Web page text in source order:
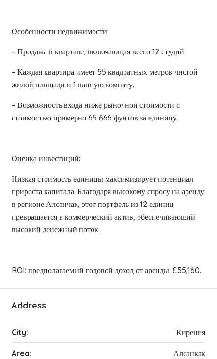
Особенности недвижимости:
– Продажа в квартале, включающая всего 12 студий.
– Каждая квартира имеет 55 квадратных метров чистой
жилой площади и 1 ванную комнату.
– Возможность входа ниже рыночной стоимости с
стоимостью примерно 65 666 фунтов за единицу.
Оценка инвестиций:
Низкая стоимость единицы максимизирует потенциал
прироста капитала. Благодаря высокому спросу на аренду
в регионе Алсанчак, этот портфель из 12 единиц
превращается в коммерческий актив, обеспечивающий
высокий денежный поток.
ROI: предполагаемый годовой доход от аренды: £55,160.
Address
City: Кирения
Area: Алсанкак